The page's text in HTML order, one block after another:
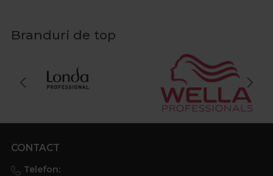
Branduri de top
CONTACT
Telefon: